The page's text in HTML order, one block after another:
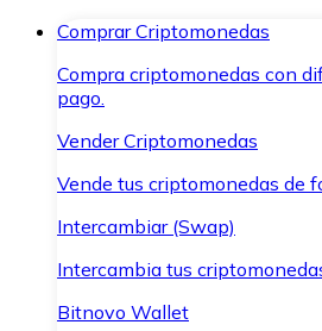
Comprar Criptomonedas
Compra criptomonedas con
pago.
Vender Criptomonedas
Vende tus criptomonedas de
Intercambiar (Swap)
Intercambia tus
Bitnovo Wallet